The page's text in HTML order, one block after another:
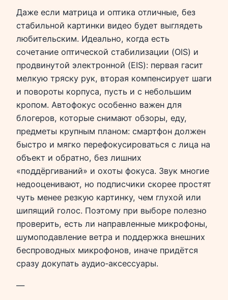
Даже если матрица и оптика отличные, без
стабильной картинки видео будет выглядеть
любительским. Идеально, когда есть
сочетание оптической стабилизации (OIS) и
продвинутой электронной (EIS): первая гасит
мелкую тряску рук, вторая компенсирует шаги
и повороты корпуса, пусть и с небольшим
кропом. Автофокус особенно важен для
блогеров, которые снимают обзоры, еду,
предметы крупным планом: смартфон должен
быстро и мягко перефокусироваться с лица на
объект и обратно, без лишних
«поддёргиваний» и охоты фокуса. Звук многие
недооценивают, но подписчики скорее простят
чуть менее резкую картинку, чем глухой или
шипящий голос. Поэтому при выборе полезно
проверить, есть ли направленные микрофоны,
шумоподавление ветра и поддержка внешних
беспроводных микрофонов, иначе придётся
сразу докупать аудио‑аксессуары.
—